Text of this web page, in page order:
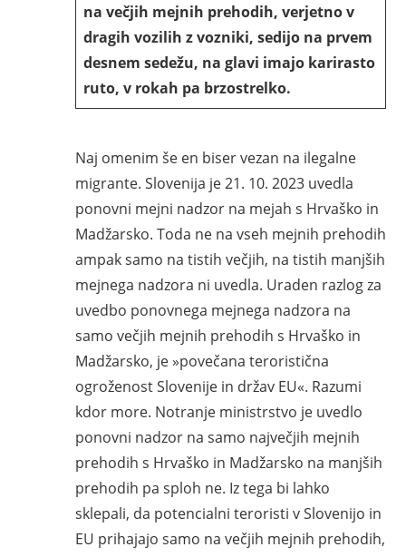
na večjih mejnih prehodih, verjetno v
dragih vozilih z vozniki, sedijo na prvem
desnem sedežu, na glavi imajo karirasto
ruto, v rokah pa brzostrelko.
Naj omenim še en biser vezan na ilegalne
migrante. Slovenija je 21. 10. 2023 uvedla
ponovni mejni nadzor na mejah s Hrvaško in
Madžarsko. Toda ne na vseh mejnih prehodih
ampak samo na tistih večjih, na tistih manjših
mejnega nadzora ni uvedla. Uraden razlog za
uvedbo ponovnega mejnega nadzora na
samo večjih mejnih prehodih s Hrvaško in
Madžarsko, je »povečana teroristična
ogroženost Slovenije in držav EU«. Razumi
kdor more. Notranje ministrstvo je uvedlo
ponovni nadzor na samo največjih mejnih
prehodih s Hrvaško in Madžarsko na manjših
prehodih pa sploh ne. Iz tega bi lahko
sklepali, da potencialni teroristi v Slovenijo in
EU prihajajo samo na večjih mejnih prehodih,